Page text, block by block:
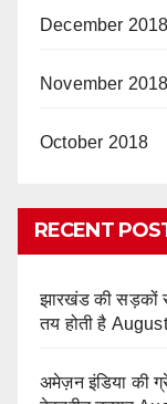
December 2018
November 2018
October 2018
RECENT
झारखंड की सड़कों
तय होती है
अमेज़न इंडिया की